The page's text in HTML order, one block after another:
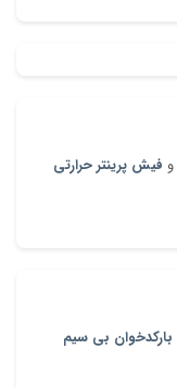
و فیش پرینتر حرارتی
بارکدخوان بی سیم